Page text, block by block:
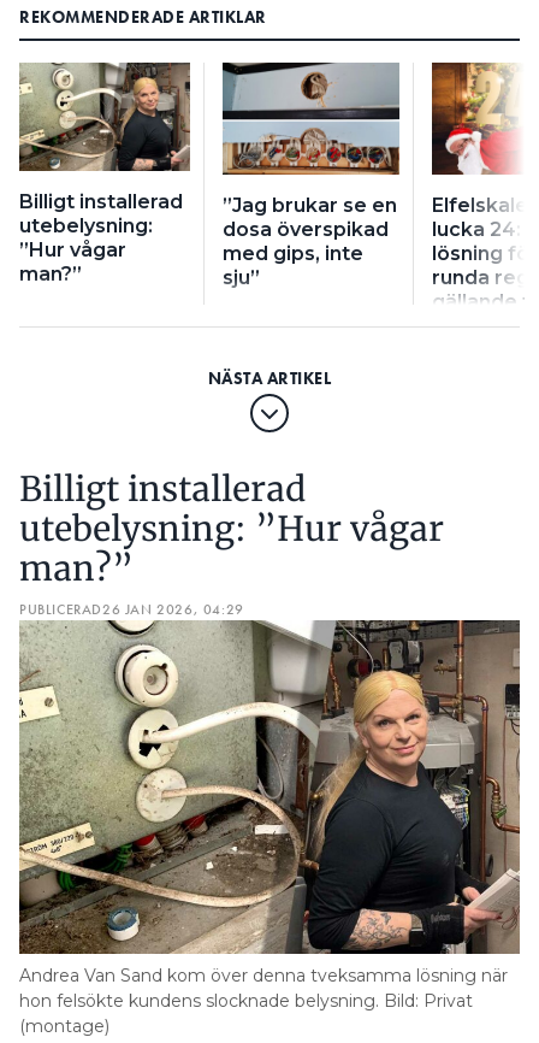
REKOMMENDERADE ARTIKLAR
Billigt installerad
utebelysning:
”Hur vågar
man?”
”Jag brukar se en
dosa överspikad
med gips, inte
sju”
lucka 24:
lösning
runda
gällande
Billigt installerad
utebelysning: ”Hur vågar
man?”
PUBLICERAD26 JAN 2026, 04:29
Andrea Van Sand kom över denna tveksamma lösning när
hon felsökte kundens slocknade belysning. Bild: Privat
(montage)